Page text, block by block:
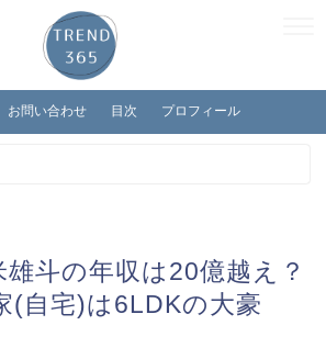
お問い合わせ 目次 プロフィール
雄斗の年収は20億越え？
(自宅)は6LDKの大豪